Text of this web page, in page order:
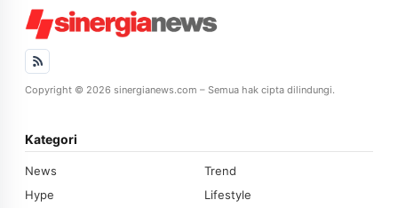
Copyright © 2026 sinergianews.com – Semua hak cipta dilindungi.
Kategori
News
Trend
Hype
Lifestyle